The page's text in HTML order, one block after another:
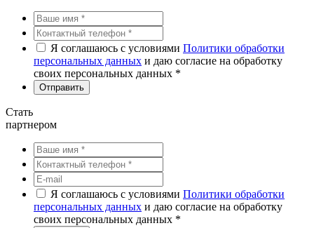
Я соглашаюсь с условиями Политики обработки
персональных данных и даю согласие на обработку
своих персональных данных *
Стать
партнером
Я соглашаюсь с условиями Политики обработки
персональных данных и даю согласие на обработку
своих персональных данных *